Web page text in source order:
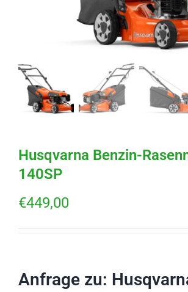
Husqvarna Benzin-
140SP
€449,00
Anfrage zu: